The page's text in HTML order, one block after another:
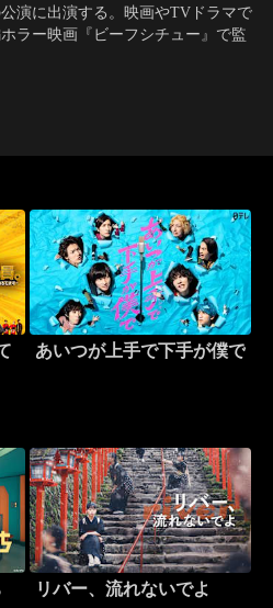
演に出演する。映画やTVドラマで
ラー映画『ビーフシチュー』で監
あいつが上手で下手が僕で
リバー、流れないでよ